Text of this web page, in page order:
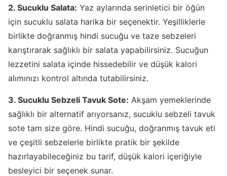
2. Sucuklu Salata: Yaz aylarında serinletici bir öğün
için sucuklu salata harika bir seçenektir. Yeşilliklerle
birlikte doğranmış hindi sucuğu ve taze sebzeleri
karıştırarak sağlıklı bir salata yapabilirsiniz. Sucuğun
lezzetini salata içinde hissedebilir ve düşük kalori
alımınızı kontrol altında tutabilirsiniz.
3. Sucuklu Sebzeli Tavuk Sote: Akşam yemeklerinde
sağlıklı bir alternatif arıyorsanız, sucuklu sebzeli tavuk
sote tam size göre. Hindi sucuğu, doğranmış tavuk eti
ve çeşitli sebzelerle birlikte pratik bir şekilde
hazırlayabileceğiniz bu tarif, düşük kalori içeriğiyle
besleyici bir seçenek sunar.